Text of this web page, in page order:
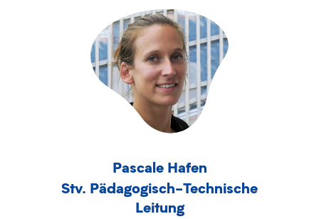
Pascale Hafen
Stv. Pädagogisch-Technische
Leitung